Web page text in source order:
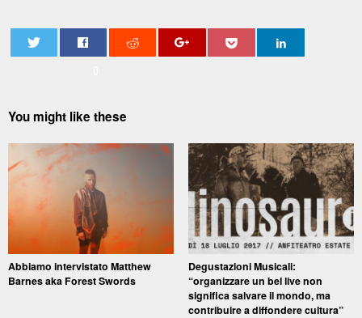
You might like these
Abbiamo intervistato Matthew
Barnes aka Forest Swords
Degustazioni Musicali:
“organizzare un bel live non
significa salvare il mondo, ma
contribuire a diffondere cultura”